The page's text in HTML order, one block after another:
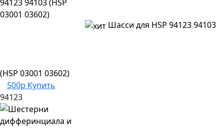
Шасси для HSP 94123 94103
(HSP 03001 03602)
500р Купить
94123